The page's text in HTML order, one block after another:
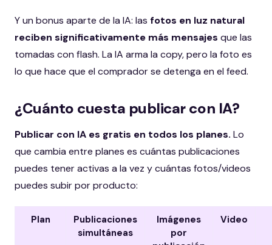
Y un bonus aparte de la IA: las fotos en luz natural
reciben significativamente más mensajes que las
tomadas con flash. La IA arma la copy, pero la foto es
lo que hace que el comprador se detenga en el feed.
¿Cuánto cuesta publicar con IA?
Publicar con IA es gratis en todos los planes. Lo
que cambia entre planes es cuántas publicaciones
puedes tener activas a la vez y cuántas fotos/videos
puedes subir por producto:
Plan
Publicaciones
simultáneas
Imágenes
por
Video